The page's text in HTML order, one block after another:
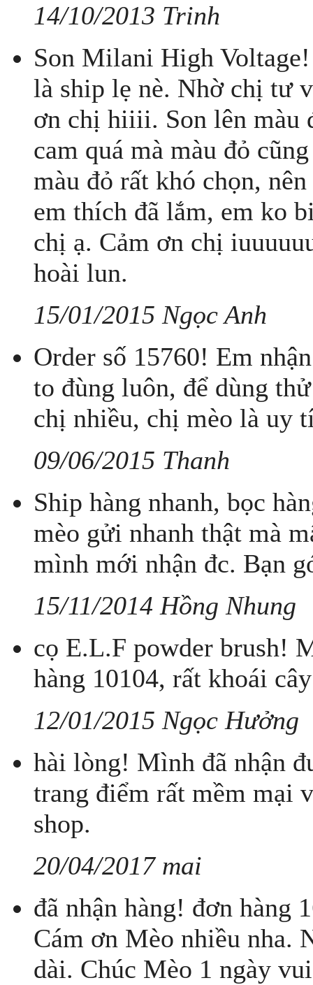
14/10/2013 Trinh
Son Milani High
là ship lẹ nè. Nhờ chị tư
ơn chị hiiii. Son lên màu
cam quá mà màu đỏ
màu đỏ rất khó chọn,
em thích đã lắm, em ko
chị ạ. Cảm ơn chị
hoài lun.
15/01/2015 Ngọc Anh
Order số 15760! Em
to đùng luôn, để dùng
chị nhiều, chị mèo là uy
09/06/2015 Thanh
Ship hàng nhanh, bọc
mèo gửi nhanh thật mà
mình mới nhận đc. Bạn
15/11/2014 Hồng Nhung
cọ E.L.F powder brush!
hàng 10104, rất khoái
12/01/2015 Ngọc Hưởng
hài lòng! Mình đã nhận
trang điểm rất mềm mại
shop.
20/04/2017 mai
đã nhận hàng! đơn hàng
Cám ơn Mèo nhiều nha.
dài. Chúc Mèo 1 ngày